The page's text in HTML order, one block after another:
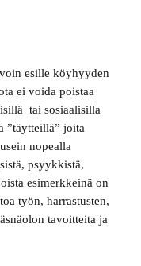
esille köyhyyden
ei voida poistaa
tai sosiaalisilla
”täytteillä” joita
nopealla
psyykkistä,
esimerkkeinä on
työn, harrastusten,
tavoitteita ja